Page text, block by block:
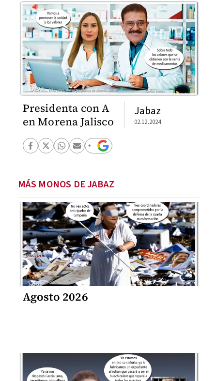
Presidenta con A
en Morena Jalisco
Jabaz
02.12.2024
MÁS MONOS DE JABAZ
Agosto 2026